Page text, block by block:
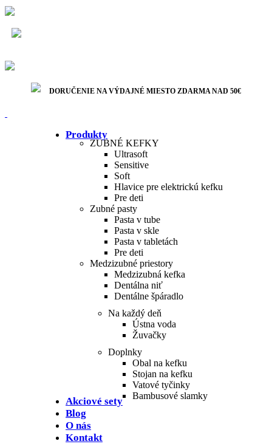
DORUČENIE NA VÝDAJNÉ MIESTO ZDARMA NAD 50€
Produkty
ZUBNÉ KEFKY
Ultrasoft
Sensitive
Soft
Hlavice pre elektrickú kefku
Pre deti
Zubné pasty
Pasta v tube
Pasta v skle
Pasta v tabletách
Pre deti
Medzizubné priestory
Medzizubná kefka
Dentálna niť
Dentálne špáradlo
Na každý deň
Ústna voda
Žuvačky
Doplnky
Obal na kefku
Stojan na kefku
Vatové tyčinky
Bambusové slamky
Akciové sety
Blog
O nás
Kontakt